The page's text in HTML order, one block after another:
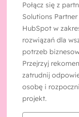
Połącz się z
Solutions Partner
HubSpot w
rozwiązań dla
potrzeb
Przejrzyj
zatrudnij
osobę i
projekt.